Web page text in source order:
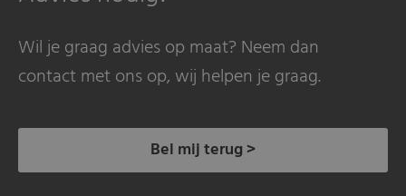
Wil je graag advies op maat? Neem dan
contact met ons op, wij helpen je graag.
Bel mij terug >